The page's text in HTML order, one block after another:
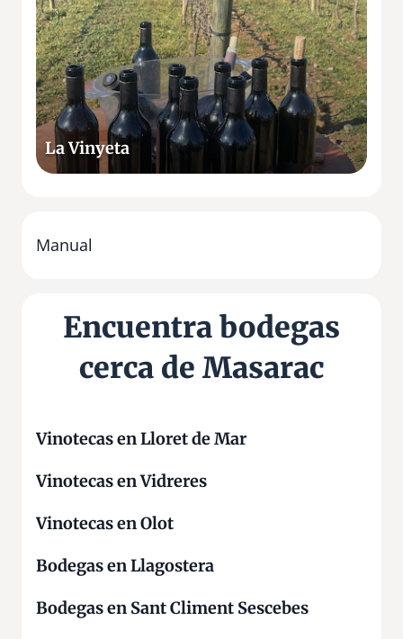
La Vinyeta
V
i
n
y
e
t
a
Manual
Encuentra bodegas
cerca de Masarac
Vinotecas en Lloret de Mar
Vinotecas en Vidreres
Vinotecas en Olot
Bodegas en Llagostera
Bodegas en Sant Climent Sescebes